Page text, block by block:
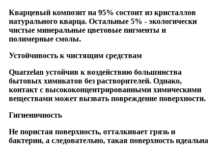
Кварцевый композит на 95% состоит из кристаллов
натурального кварца. Остальные 5% - экологически
чистые минеральные цветовые пигменты и
полимерные смолы.
Устойчивость к чистящим средствам
Quarzelan устойчив к воздействию большинства
бытовых химикатов без растворителей. Однако,
контакт с высококонцентрированными химическими
веществами может вызвать повреждение поверхности.
Гигиеничность
Не пористая поверхность, отталкивает грязь и
бактерии, а следовательно, такая поверхность идеальна